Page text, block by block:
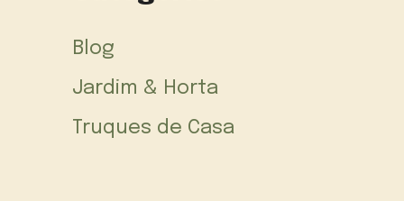
Blog
Jardim & Horta
Truques de Casa